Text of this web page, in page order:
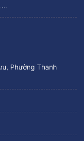
Phường Thanh